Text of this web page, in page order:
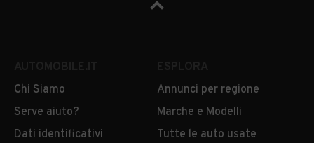
Chi Siamo
Serve aiuto?
Dati identificativi
Annunci per regione
Marche e Modelli
Tutte le auto usate